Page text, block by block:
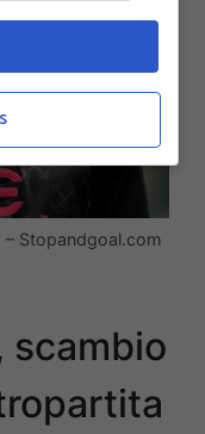
– Stopandgoal.com
scambio